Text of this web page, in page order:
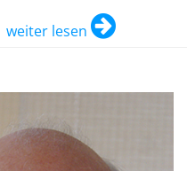
weiter lesen